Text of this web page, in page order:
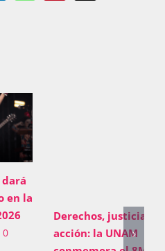
Derechos, justicia y
acción: la UNAM